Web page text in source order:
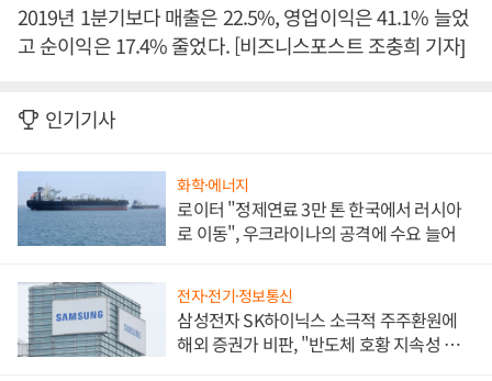
2019년 1분기보다 매출은 22.5%, 영업이익은 41.1% 늘었
고 순이익은 17.4% 줄었다. [비즈니스포스트 조충희 기자]
인기기사
화학·에너지
로이터 "정제연료 3만 톤 한국에서 러시아
로 이동", 우크라이나의 공격에 수요 늘어
전자·전기·정보통신
삼성전자 SK하이닉스 소극적 주주환원에
해외 증권가 비판, "반도체 호황 지속성 의